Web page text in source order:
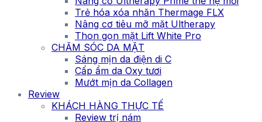
Trẻ hóa xóa nhăn Thermage FLX
Nâng cơ tiêu mỡ mặt Ultherapy
Thon gọn mặt Lift White Pro
CHĂM SÓC DA MẶT
Sáng mịn da điện di C
Cấp ẩm da Oxy tươi
Mướt mịn da Collagen
Review
KHÁCH HÀNG THỰC TẾ
Review trị nám